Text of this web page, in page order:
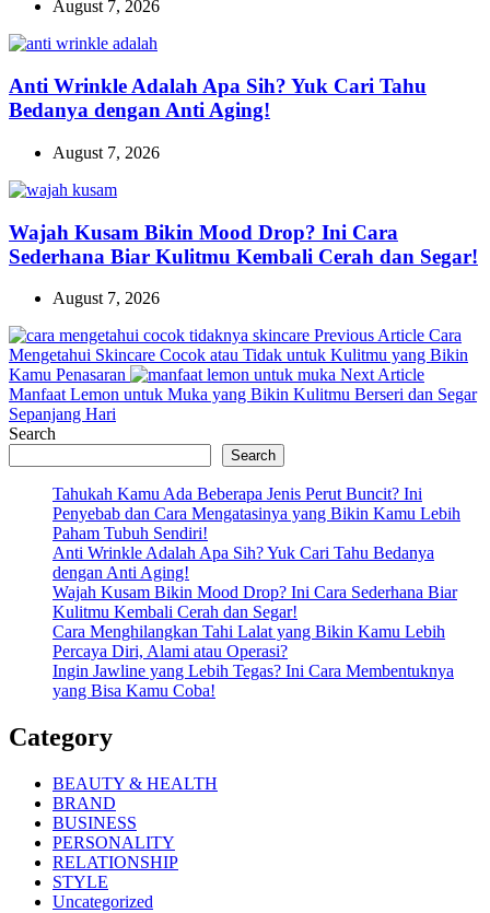
August 7, 2026
Anti Wrinkle Adalah Apa Sih? Yuk Cari Tahu
Bedanya dengan Anti Aging!
August 7, 2026
Wajah Kusam Bikin Mood Drop? Ini Cara
Sederhana Biar Kulitmu Kembali Cerah dan Segar!
August 7, 2026
Previous Article Previous
Post:
Cara
Mengetahui Skincare Cocok atau Tidak untuk Kulitmu yang Bikin
Kamu Penasaran
Next ArticleNext
Post:
Manfaat Lemon untuk Muka yang Bikin Kulitmu Berseri dan Segar
Sepanjang Hari
Search
Search
Tahukah Kamu Ada Beberapa Jenis Perut Buncit? Ini
Penyebab dan Cara Mengatasinya yang Bikin Kamu Lebih
Paham Tubuh Sendiri!
Anti Wrinkle Adalah Apa Sih? Yuk Cari Tahu Bedanya
dengan Anti Aging!
Wajah Kusam Bikin Mood Drop? Ini Cara Sederhana Biar
Kulitmu Kembali Cerah dan Segar!
Cara Menghilangkan Tahi Lalat yang Bikin Kamu Lebih
Percaya Diri, Alami atau Operasi?
Ingin Jawline yang Lebih Tegas? Ini Cara Membentuknya
yang Bisa Kamu Coba!
Category
BEAUTY & HEALTH
BRAND
BUSINESS
PERSONALITY
RELATIONSHIP
STYLE
Uncategorized